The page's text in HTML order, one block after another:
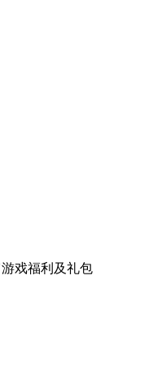
游戏福利 及礼包